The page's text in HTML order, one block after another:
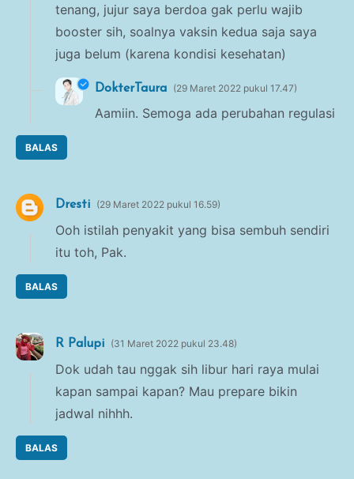
tenang, jujur saya berdoa gak perlu wajib
booster sih, soalnya vaksin kedua saja saya
juga belum (karena kondisi kesehatan)
BALAS
DokterTaura 29 Maret 2022 pukul 17.47
Aamiin. Semoga ada perubahan regulasi
Dresti 29 Maret 2022 pukul 16.59
Ooh istilah penyakit yang bisa sembuh sendiri
itu toh, Pak.
BALAS
R Palupi 31 Maret 2022 pukul 23.48
Dok udah tau nggak sih libur hari raya mulai
kapan sampai kapan? Mau prepare bikin
jadwal nihhh.
BALAS